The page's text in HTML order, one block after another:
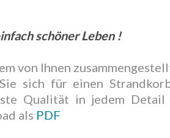
schöner Leben !
von Ihnen
sich für einen
Qualität in jedem Detail
als PDF